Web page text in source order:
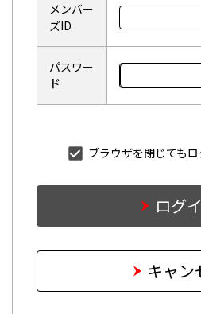
メンバー
ズID
パスワー
ド
ブラウザを閉じても
ログ
キャン